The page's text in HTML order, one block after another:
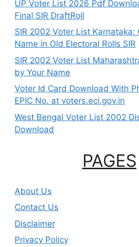
UP Voter List 2026 Pdf
Final SIR DraftRoll
SIR 2002 Voter List Karnataka:
Name in Old Electoral Rolls SIR
SIR 2002 Voter List
by Your Name
Voter Id Card Download With
EPIC No. at voters.eci.gov.in
West Bengal Voter List 2002
Download
PAGES
About Us
Contact Us
Disclaimer
Privacy Policy